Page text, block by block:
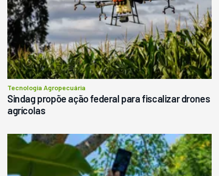
Tecnologia Agropecuária
Sindag propõe ação federal para fiscalizar drones
agrícolas